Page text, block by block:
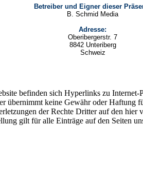
Betreiber und Eigner dieser
B. Schmid Media
Adresse:
Oberibergerstr. 7
8842 Unteriberg
Schweiz
befinden sich Hyperlinks zu Internet-
übernimmt keine Gewähr oder Haftung
der Rechte Dritter auf den hier
gilt für alle Einträge auf den Seiten